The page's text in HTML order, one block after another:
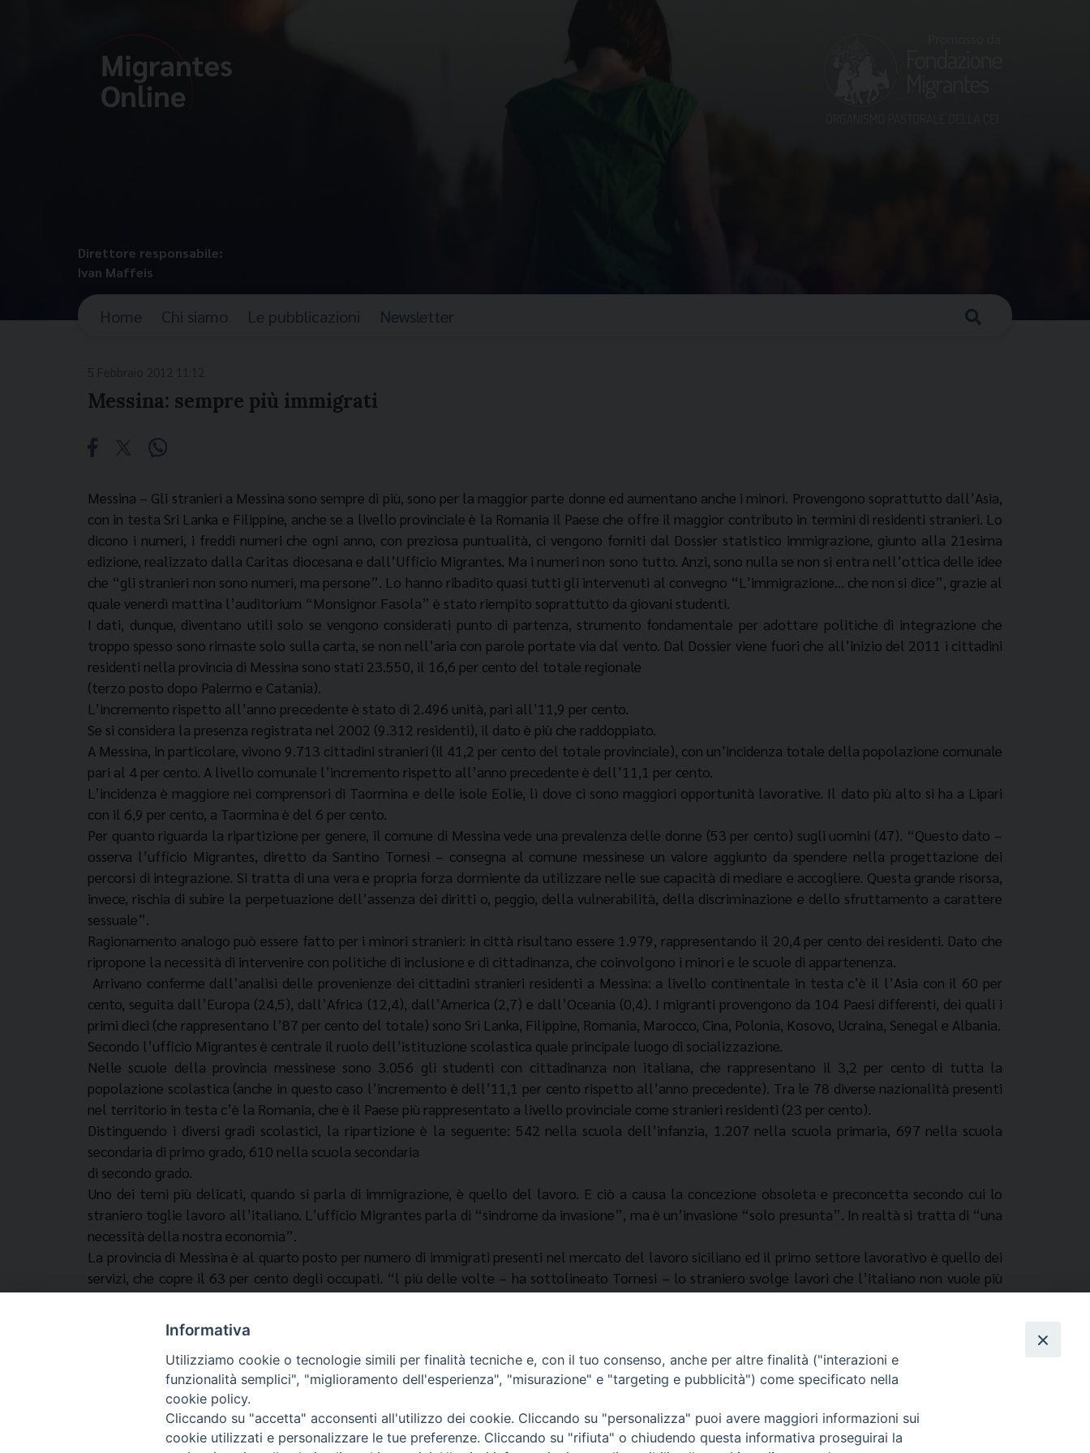
Direttore responsabile:
Ivan Maffeis
Home Chi siamo Le pubblicazioni Newsletter
Messina: sempre più immigrati
Messina – Gli stranieri a Messina sono sempre di più, sono per la maggior parte donne ed aumentano anche i minori. Provengono soprattutto dall’Asia,
con in testa Sri Lanka e Filippine, anche se a livello provinciale è la Romania il Paese che offre il maggior contributo in termini di residenti stranieri. Lo
dicono i numeri, i freddi numeri che ogni anno, con preziosa puntualità, ci vengono forniti dal Dossier statistico immigrazione, giunto alla 21esima
edizione, realizzato dalla Caritas diocesana e dall’Ufficio Migrantes. Ma i numeri non sono tutto. Anzi, sono nulla se non si entra nell’ottica delle idee
che “gli stranieri non sono numeri, ma persone”. Lo hanno ribadito quasi tutti gli intervenuti al convegno “L’immigrazione… che non si dice”, grazie al
quale venerdì mattina l’auditorium “Monsignor Fasola” è stato riempito soprattutto da giovani studenti.
I dati, dunque, diventano utili solo se vengono considerati punto di partenza, strumento fondamentale per adottare politiche di integrazione che
troppo spesso sono rimaste solo sulla carta, se non nell’aria con parole portate via dal vento. Dal Dossier viene fuori che all’inizio del 2011 i cittadini
residenti nella provincia di Messina sono stati 23.550, il 16,6 per cento del totale regionale
(terzo posto dopo Palermo e Catania).
L’incremento rispetto all’anno precedente è stato di 2.496 unità, pari all’11,9 per cento.
Se si considera la presenza registrata nel 2002 (9.312 residenti), il dato è più che raddoppiato.
A Messina, in particolare, vivono 9.713 cittadini stranieri (il 41,2 per cento del totale provinciale), con un’incidenza totale della popolazione comunale
pari al 4 per cento. A livello comunale l’incremento rispetto all’anno precedente è dell’11,1 per cento.
L’incidenza è maggiore nei comprensori di Taormina e delle isole Eolie, lì dove ci sono maggiori opportunità lavorative. Il dato più alto si ha a Lipari
con il 6,9 per cento, a Taormina è del 6 per cento.
Per quanto riguarda la ripartizione per genere, il comune di Messina vede una prevalenza delle donne (53 per cento) sugli uomini (47). “Questo dato –
osserva l’ufficio Migrantes, diretto da Santino Tornesi – consegna al comune messinese un valore aggiunto da spendere nella progettazione dei
percorsi di integrazione. Si tratta di una vera e propria forza dormiente da utilizzare nelle sue capacità di mediare e accogliere. Questa grande risorsa,
invece, rischia di subire la perpetuazione dell’assenza dei diritti o, peggio, della vulnerabilità, della discriminazione e dello sfruttamento a carattere
sessuale”.
Ragionamento analogo può essere fatto per i minori stranieri: in città risultano essere 1.979, rappresentando il 20,4 per cento dei residenti. Dato che
ripropone la necessità di intervenire con politiche di inclusione e di cittadinanza, che coinvolgono i minori e le scuole di appartenenza.
Arrivano conferme dall’analisi delle provenienze dei cittadini stranieri residenti a Messina: a livello continentale in testa c’è il l’Asia con il 60 per
cento, seguita dall’Europa (24,5), dall’Africa (12,4), dall’America (2,7) e dall’Oceania (0,4). I migranti provengono da 104 Paesi differenti, dei quali i
primi dieci (che rappresentano l’87 per cento del totale) sono Sri Lanka, Filippine, Romania, Marocco, Cina, Polonia, Kosovo, Ucraina, Senegal e Albania.
Secondo l’ufficio Migrantes è centrale il ruolo dell’istituzione scolastica quale principale luogo di socializzazione.
Nelle scuole della provincia messinese sono 3.056 gli studenti con cittadinanza non italiana, che rappresentano il 3,2 per cento di tutta la
popolazione scolastica (anche in questo caso l’incremento è dell’11,1 per cento rispetto all’anno precedente). Tra le 78 diverse nazionalità presenti
nel territorio in testa c’è la Romania, che è il Paese più rappresentato a livello provinciale come stranieri residenti (23 per cento).
Distinguendo i diversi gradi scolastici, la ripartizione è la seguente: 542 nella scuola dell’infanzia, 1.207 nella scuola primaria, 697 nella scuola
secondaria di primo grado, 610 nella scuola secondaria
di secondo grado.
Uno dei temi più delicati, quando si parla di immigrazione, è quello del lavoro. E ciò a causa la concezione obsoleta e preconcetta secondo cui lo
straniero toglie lavoro all’italiano. L’ufficio Migrantes parla di “sindrome da invasione”, ma è un’invasione “solo presunta”. In realtà si tratta di “una
necessità della nostra economia”.
La provincia di Messina è al quarto posto per numero di immigrati presenti nel mercato del lavoro siciliano ed il primo settore lavorativo è quello dei
servizi, che copre il 63 per cento degli occupati. “l più delle volte – ha sottolineato Tornesi – lo straniero svolge lavori che l’italiano non vuole più
fare”. Con due risultati “estremi”, se vogliamo. Gli stranieri “costano” 10,5 miliardi e garantiscono benefici per 12 miliardi, contribuiscono per l’11
per cento al Pil e senza di loro, di fatto, il nostro Paese non riuscirebbe a pagare le pensioni a tutti. Ma gli immigrati pagano anche lo scotto maggiore:
nel 2011 sono stati 120 mila gli infortuni sul lavoro, con 138 morti bianche. (Gazzetta del Sud-Messina)
Informativa
Utilizziamo cookie o tecnologie simili per finalità tecniche e, con il tuo consenso, anche per altre finalità ("interazioni e
funzionalità semplici", "miglioramento dell'esperienza", "misurazione" e "targeting e pubblicità") come specificato nella
cookie policy.
Cliccando su "accetta" acconsenti all'utilizzo dei cookie. Cliccando su "personalizza" puoi avere maggiori informazioni sui
cookie utilizzati e personalizzare le tue preferenze. Cliccando su "rifiuta" o chiudendo questa informativa proseguirai la